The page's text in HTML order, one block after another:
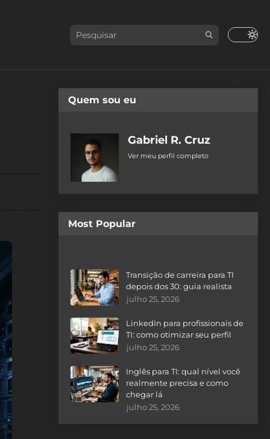
Quem sou eu
Gabriel R. Cruz
Ver meu perfil completo
Most Popular
Transição de carreira para TI
depois dos 30: guia realista
julho 25, 2026
LinkedIn para profissionais de
TI: como otimizar seu perfil
julho 25, 2026
Inglês para TI: qual nível você
realmente precisa e como
chegar lá
julho 25, 2026